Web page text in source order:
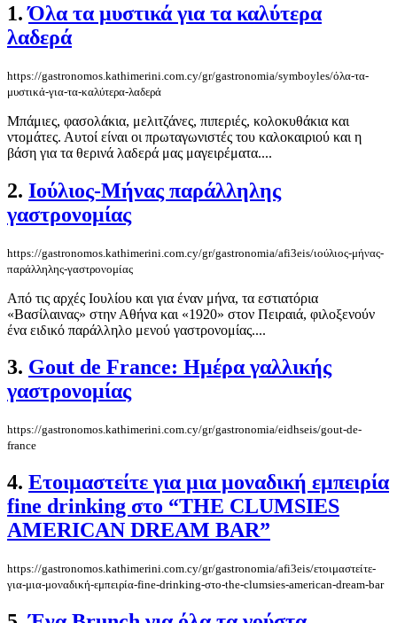
1.Όλα τα μυστικά για τα καλύτερα
λαδερά
https://gastronomos.kathimerini.com.cy/gr/gastronomia/symboyles/όλα-τα-
μυστικά-για-τα-καλύτερα-λαδερά
Μπάμιες, φασολάκια, μελιτζάνες, πιπεριές, κολοκυθάκια και
ντομάτες. Αυτοί είναι οι πρωταγωνιστές του καλοκαιριού και η
βάση για τα θερινά λαδερά μας μαγειρέματα....
2. Ιούλιος-Μήνας παράλληλης
γαστρονομίας
https://gastronomos.kathimerini.com.cy/gr/gastronomia/afi3eis/ιούλιος-μήνας-
παράλληλης-γαστρονομίας
Από τις αρχές Ιουλίου και για έναν μήνα, τα εστιατόρια
«Βασίλαινας» στην Αθήνα και «1920» στον Πειραιά, φιλοξενούν
ένα ειδικό παράλληλο μενού γαστρονομίας....
3. Gout de France: Ημέρα γαλλικής
γαστρονομίας
https://gastronomos.kathimerini.com.cy/gr/gastronomia/eidhseis/gout-de-
france
4. Ετοιμαστείτε για μια μοναδική εμπειρία
fine drinking στο “THE CLUMSIES
AMERICAN DREAM BAR”
https://gastronomos.kathimerini.com.cy/gr/gastronomia/afi3eis/ετοιμαστείτε-
για-μια-μοναδική-εμπειρία-fine-drinking-στο-the-clumsies-american-dream-bar